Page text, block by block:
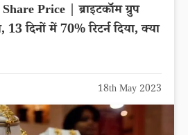
Price | ब्राइटकॉम ग्रुप
दिनों में 70% रिटर्न दिया, क्या
18th May 2023